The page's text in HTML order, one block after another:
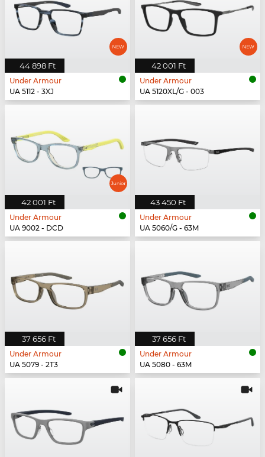
44 898 Ft
Under Armour
UA 5112 - 3XJ
42 001 Ft
Under Armour
UA 5120XL/G - 003
42 001 Ft
Under Armour
UA 9002 - DCD
43 450 Ft
Under Armour
UA 5060/G - 63M
37 656 Ft
Under Armour
UA 5079 - 2T3
37 656 Ft
Under Armour
UA 5080 - 63M